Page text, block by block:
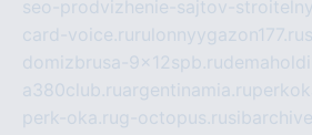
seo-prodvizhenie-sajtov-
card-voice.ru rulonnyygazon177.ru
domizbrusa-9x12spb.ru
a380club.ruargentinamia.ru
perk-oka.rug-octopus.ru